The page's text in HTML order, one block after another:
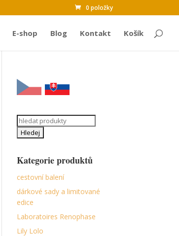
0 položky
E-shop Blog Kontakt Košík
Search
for:
Kategorie produktů
cestovní balení
dárkové sady a limitované
edice
Laboratoires Renophase
Lily Lolo